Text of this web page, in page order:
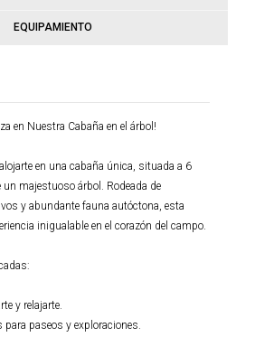
EQUIPAMIENTO
en Nuestra Cabaña en el árbol!
en una cabaña única, situada a 6
majestuoso árbol. Rodeada de
y abundante fauna autóctona, esta
inigualable en el corazón del campo.
y relajarte.
paseos y exploraciones.